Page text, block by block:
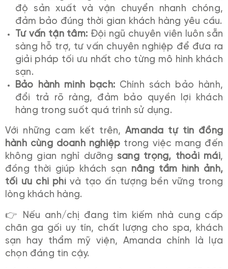
độ sản xuất và vận chuyển nhanh chóng,
đảm bảo đúng thời gian khách hàng yêu cầu.
Tư vấn tận tâm: Đội ngũ chuyên viên luôn sẵn
sàng hỗ trợ, tư vấn chuyên nghiệp để đưa ra
giải pháp tối ưu nhất cho từng mô hình khách
sạn.
Bảo hành minh bạch:Chính sách bảo hành,
đổi trả rõ ràng, đảm bảo quyền lợi khách
hàng trong suốt quá trình sử dụng.
Với những cam kết trên,Amanda tự tin đồng
hành cùng doanh nghiệp trong việc mang đến
không gian nghỉ dưỡngsang trọng, thoải mái,
đồng thời giúp khách sạn nâng tầm hình ảnh,
tối ưu chi phívà tạo ấn tượng bền vững trong
lòng khách hàng.
👉 Nếu anh/chị đang tìm kiếm nhà cung cấp
chăn ga gối uy tín, chất lượng cho spa, khách
sạn hay thẩm mỹ viện, Amanda chính là lựa
chọn đáng tin cậy.